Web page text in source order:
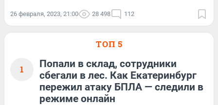
26 февраля, 2023, 21:00 28 498 112
ТОП 5
1
Попали в склад, сотрудники
сбегали в лес. Как Екатеринбург
пережил атаку БПЛА — следили в
режиме онлайн